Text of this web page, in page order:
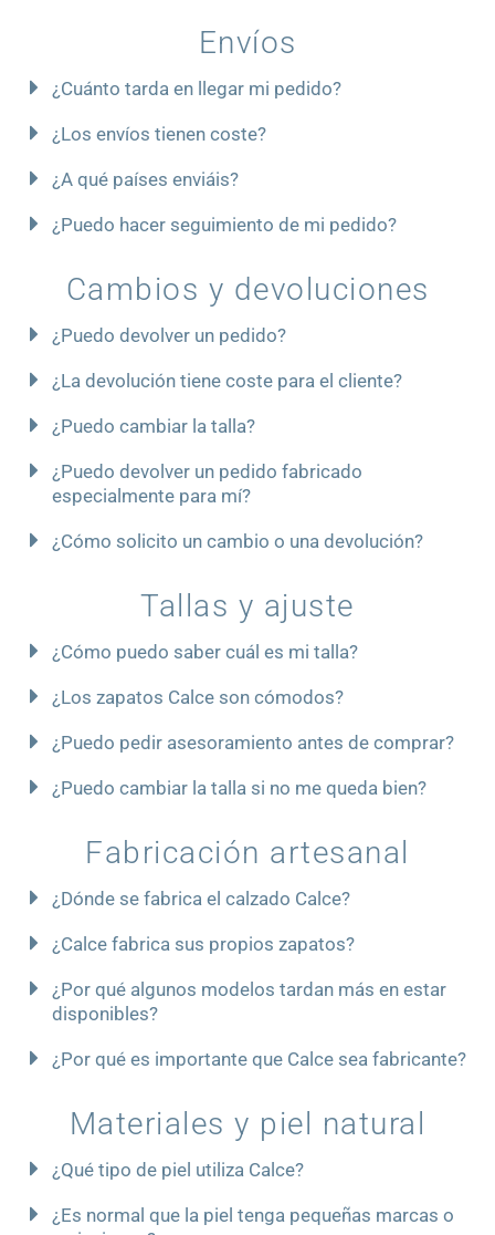
Envíos
¿Cuánto tarda en llegar mi pedido?
¿Los envíos tienen coste?
¿A qué países enviáis?
¿Puedo hacer seguimiento de mi pedido?
Cambios y devoluciones
¿Puedo devolver un pedido?
¿La devolución tiene coste para el cliente?
¿Puedo cambiar la talla?
¿Puedo devolver un pedido fabricado
especialmente para mí?
¿Cómo solicito un cambio o una devolución?
Tallas y ajuste
¿Cómo puedo saber cuál es mi talla?
¿Los zapatos Calce son cómodos?
¿Puedo pedir asesoramiento antes de comprar?
¿Puedo cambiar la talla si no me queda bien?
Fabricación artesanal
¿Dónde se fabrica el calzado Calce?
¿Calce fabrica sus propios zapatos?
¿Por qué algunos modelos tardan más en estar
disponibles?
¿Por qué es importante que Calce sea fabricante?
Materiales y piel natural
¿Qué tipo de piel utiliza Calce?
¿Es normal que la piel tenga pequeñas marcas o